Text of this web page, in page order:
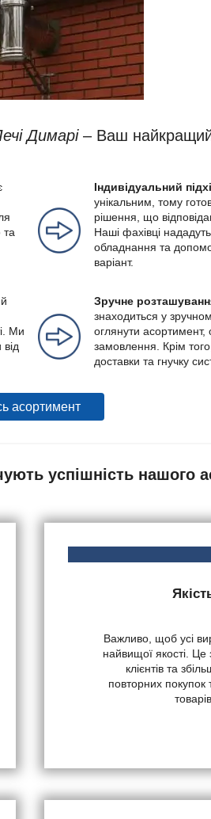
Димарі– Ваш
та
Ми
Індивідуальний
унікальним, тому
рішення, що
Наші фахівці
обладнання та
варіант.
Зручне
знаходиться у
оглянути асортимент,
замовлення. Крім
доставки та гнучку
асортимент
успішність нашого
Важливо, щоб усі
найвищої якості.
клієнтів та
повторних